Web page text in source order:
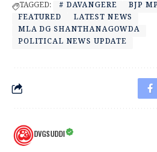
TAGGED: # DAVANGERE
BJP
FEATURED
LATEST NEWS
MLA DG SHANTHANAGOWDA
POLITICAL NEWS UPDATE
DVGSUDDI